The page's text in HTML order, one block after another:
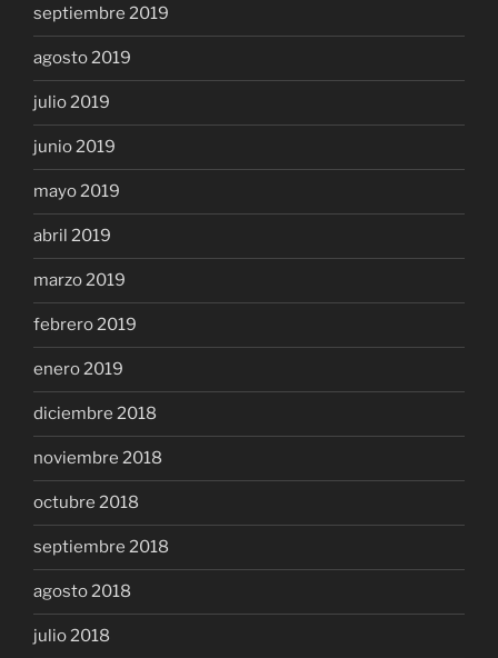
septiembre 2019
agosto 2019
julio 2019
junio 2019
mayo 2019
abril 2019
marzo 2019
febrero 2019
enero 2019
diciembre 2018
noviembre 2018
octubre 2018
septiembre 2018
agosto 2018
julio 2018